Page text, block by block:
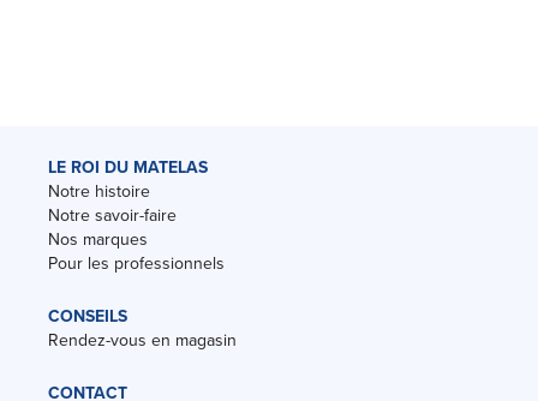
LE ROI DU MATELAS
Notre histoire
Notre savoir-faire
Nos marques
Pour les professionnels
CONSEILS
Rendez-vous en magasin
CONTACT